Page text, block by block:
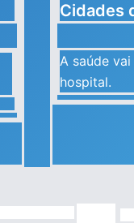
Cidades
A saúde
hospital.